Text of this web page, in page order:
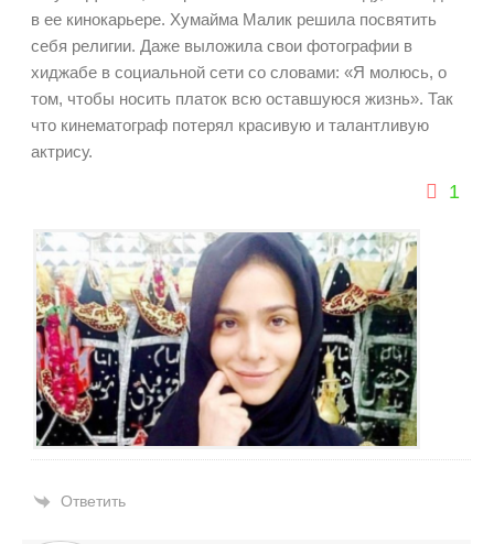
в ее кинокарьере. Хумайма Малик решила посвятить
себя религии. Даже выложила свои фотографии в
хиджабе в социальной сети со словами: «Я молюсь, о
том, чтобы носить платок всю оставшуюся жизнь». Так
что кинематограф потерял красивую и талантливую
актрису.
1
Ответить